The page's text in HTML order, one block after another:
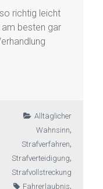
richtig leicht
besten gar
Alltäglicher
Wahnsinn,
Strafverfahren,
Strafverteidigung,
Strafvollstreckung
Fahrerlaubnis,